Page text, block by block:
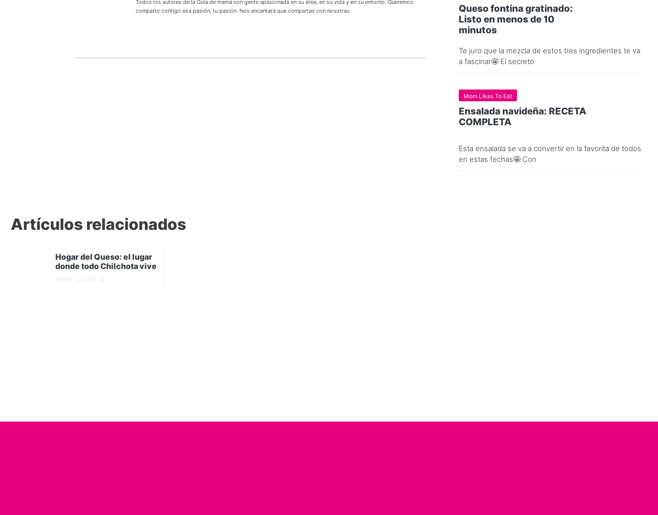
Todos los autores de la Guía de mamá son gente apasionada en su área, en su vida y en su entorno. Queremos
compartir contigo esa pasión, tu pasión. Nos encantará que compartas con nosotras.
Queso fontina gratinado:
Listo en menos de 10
minutos
Te juro que la mezcla de estos tres ingredientes te va
a fascinar🤩 El secreto
Mom Likes To Eat
Ensalada navideña: RECETA
COMPLETA
Esta ensalada se va a convertir en la favorita de todos
en estas fechas🤩 Con
Artículos relacionados
Hogar del Queso: el lugar
donde todo Chilchota vive
marzo 12, 2026 0